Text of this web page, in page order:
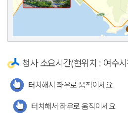
청사 소요시간(현위치 : 여수
터치해서 좌우로 움직이세요
터치해서 좌우로 움직이세요